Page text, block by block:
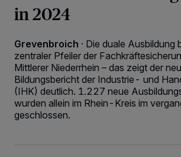
in 2024
Grevenbroich · Die duale Ausbildung
zentraler Pfeiler der
Mittlerer Niederrhein – das zeigt der
Bildungsbericht der Industrie- und
(IHK) deutlich. 1.227 neue
wurden allein im Rhein-Kreis im
geschlossen.